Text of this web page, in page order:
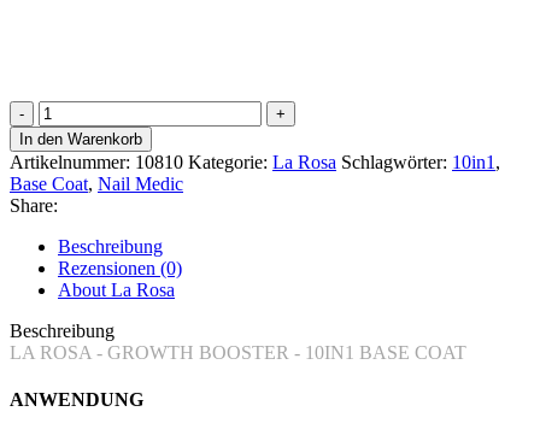
Growth
Booster
-
10in1
Base
Coat
Menge
In den Warenkorb
Artikelnummer: 10810 Kategorie: La Rosa Schlagwörter: 10in1 ,
Base Coat, Nail Medic
Share:
Beschreibung
Rezensionen (0)
About La Rosa
Beschreibung
LA ROSA - GROWTH BOOSTER - 10IN1 BASE COAT
ANWENDUNG